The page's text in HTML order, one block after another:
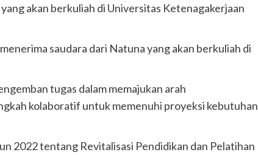
akan berkuliah di Universitas Ketenagakerjaan
saudara dari Natuna yang akan berkuliah di
tugas dalam memajukan arah
kolaboratif untuk memenuhi proyeksi kebutuhan
2022 tentang Revitalisasi Pendidikan dan Pelatihan